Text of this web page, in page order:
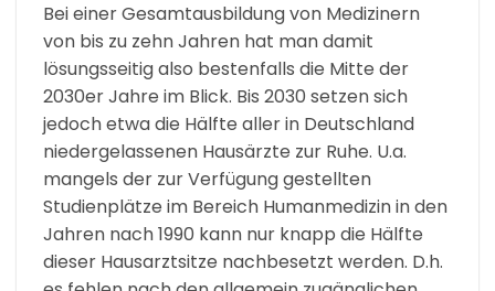
Bei einer Gesamtausbildung von Medizinern
von bis zu zehn Jahren hat man damit
lösungsseitig also bestenfalls die Mitte der
2030er Jahre im Blick. Bis 2030 setzen sich
jedoch etwa die Hälfte aller in Deutschland
niedergelassenen Hausärzte zur Ruhe. U.a.
mangels der zur Verfügung gestellten
Studienplätze im Bereich Humanmedizin in den
Jahren nach 1990 kann nur knapp die Hälfte
dieser Hausarztsitze nachbesetzt werden. D.h.